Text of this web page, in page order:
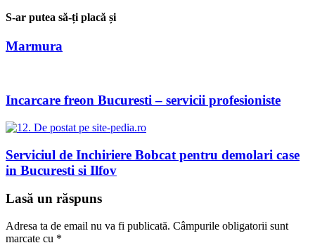
S-ar putea să-ți placă și
Marmura
Incarcare freon Bucuresti – servicii profesioniste
Serviciul de Inchiriere Bobcat pentru demolari case
in Bucuresti si Ilfov
Lasă un răspuns
Adresa ta de email nu va fi publicată. Câmpurile obligatorii sunt
marcate cu *